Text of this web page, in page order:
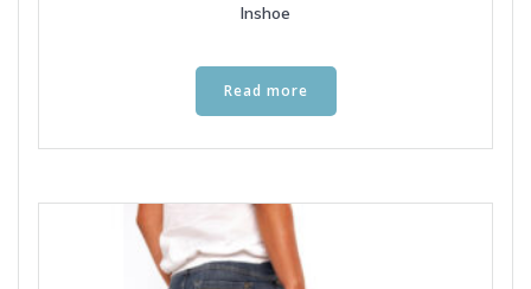
Inshoe
Read more